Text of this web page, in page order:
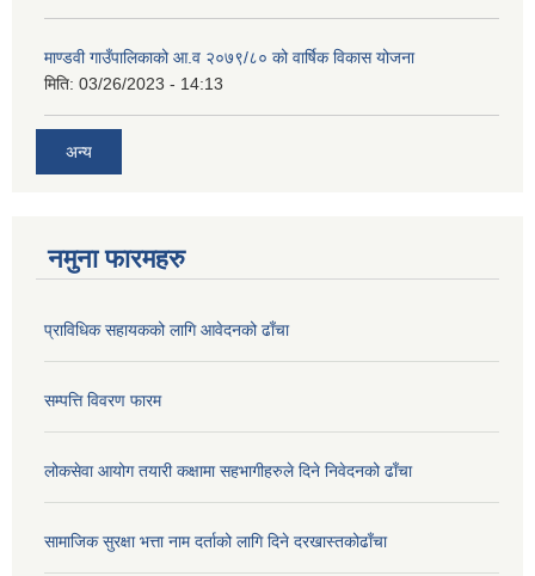
माण्डवी गाउँपालिकाको आ.व २०७९/८० को वार्षिक विकास योजना
मिति: 03/26/2023 - 14:13
अन्य
नमुना फारमहरु
प्राविधिक सहायकको लागि आवेदनको ढाँचा
सम्पत्ति विवरण फारम
लोकसेवा आयोग तयारी कक्षामा सहभागीहरुले दिने निवेदनको ढाँचा
सामाजिक सुरक्षा भत्ता नाम दर्ताको लागि दिने दरखास्तकोढाँचा